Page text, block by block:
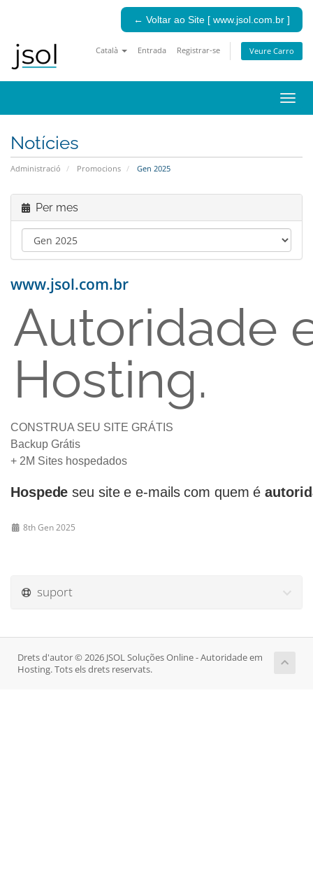
← Voltar ao Site [ www.jsol.com.br ]
Català Entrada Registrar-se Veure Carro
la
Notícies
Administració Promocions Gen 2025
Per mes
www.jsol.com.br
Autoridade
Hosting.
CONSTRUA SEU SITE GRÁTIS
Backup Grátis
+ 2M Sites hospedados
Hospede seu site e e-mails com quem é
8th Gen 2025
suport
Drets d'autor © 2026 JSOL Soluções Online - Autoridade em
Hosting. Tots els drets reservats.